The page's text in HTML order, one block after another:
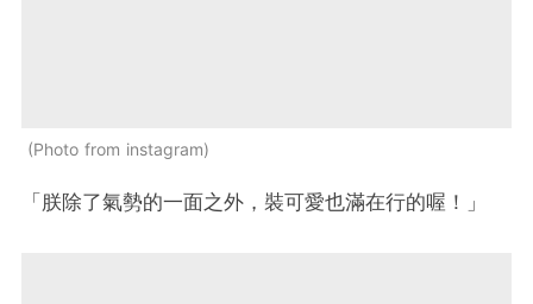
Photo from instagram
「朕除了氣勢的一面之外，裝可愛也滿在行的喔！」